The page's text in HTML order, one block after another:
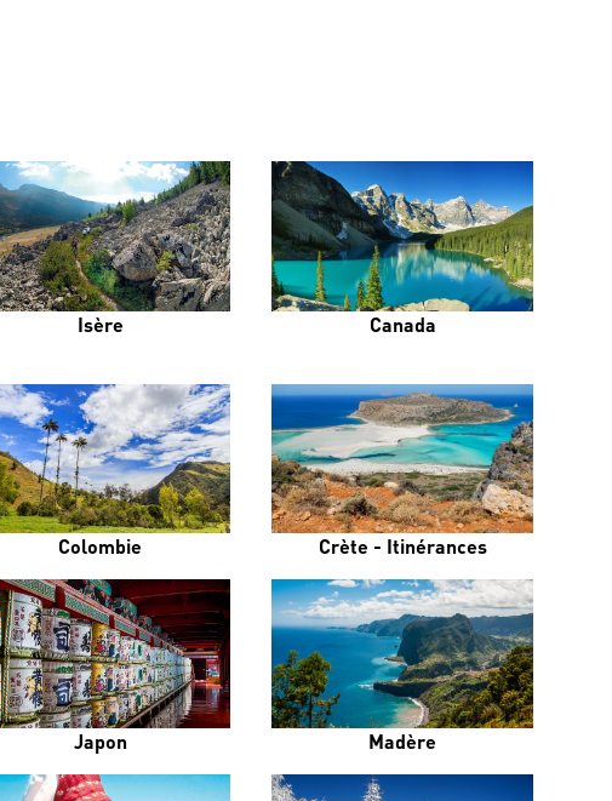
Isère Canada
Colombie Crète - Itinérances
Japon Madère